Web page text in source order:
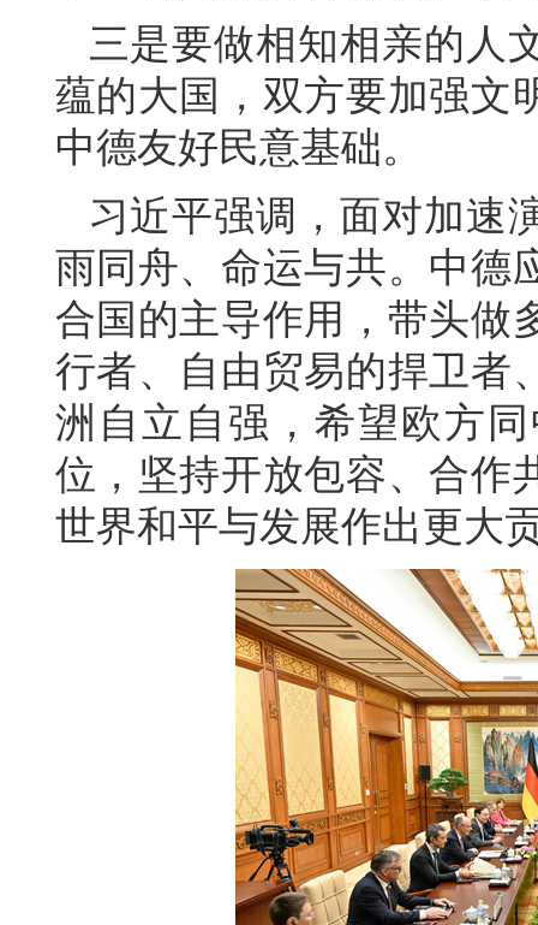
三是要做相知相亲的人
蕴的大国，双方要加强文
中德友好民意基础。
习近平强调，面对加速
雨同舟、命运与共。中德
合国的主导作用，带头做
行者、自由贸易的捍卫者
洲自立自强，希望欧方
位，坚持开放包容、合作
世界和平与发展作出更大